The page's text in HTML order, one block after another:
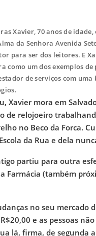
Xavier, 70 anos de
da Senhora Avenida
para ser dos leitores. E
como um dos exemplos de
de serviços com
Xavier mora em
de relojoeiro
no Beco da Forca.
da Rua e dela
partiu para outra
Farmácia (também
no seu mercado
e as pessoas
lá, firma, de segunda